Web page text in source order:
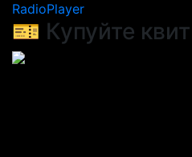
RadioPlayer
🎫 Купуйте